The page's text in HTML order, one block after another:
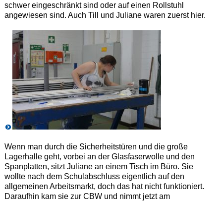
schwer eingeschränkt sind oder auf einen Rollstuhl
angewiesen sind. Auch Till und Juliane waren zuerst hier.
Wenn man durch die Sicherheitstüren und die große
Lagerhalle geht, vorbei an der Glasfaserwolle und den
Spanplatten, sitzt Juliane an einem Tisch im Büro. Sie
wollte nach dem Schulabschluss eigentlich auf den
allgemeinen Arbeitsmarkt, doch das hat nicht funktioniert.
Daraufhin kam sie zur CBW und nimmt jetzt am